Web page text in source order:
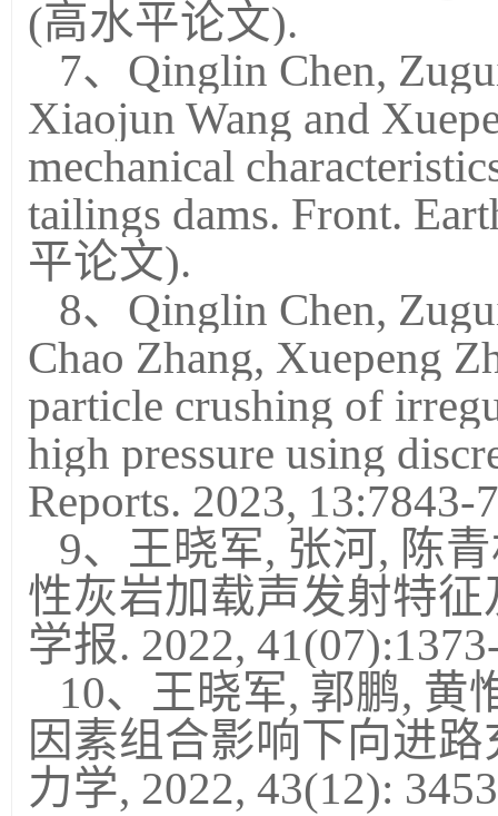
(高水平论文).
7、Qinglin Chen,
Xiaojun Wang and
mechanical
tailings dams. Front.
平论文).
8、Qinglin Chen,
Chao Zhang, Xuepeng
particle crushing of
high pressure using
Reports. 2023,
9、王晓军, 张河, 陈
性灰岩加载声发射特
学报. 2022,
10、王晓军, 郭鹏, 黄
因素组合影响下向进
力学, 2022, 43(12):